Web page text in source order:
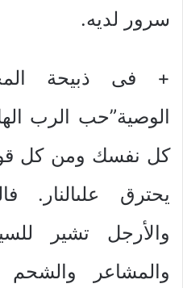
سرور لديه.
+ فى ذبيحة
الوصية”حب الرب
يحترق علىالنار.
والأرجل تشير
والمشاعر